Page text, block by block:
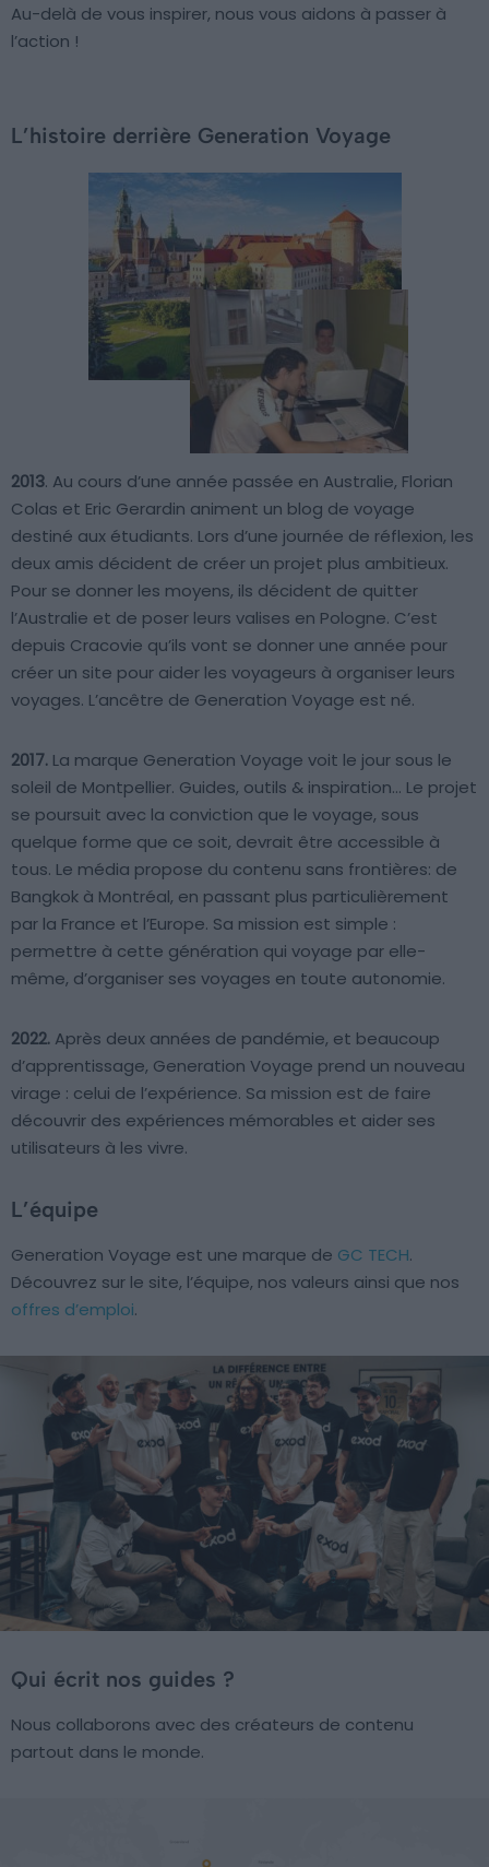
Au-delà de vous inspirer, nous vous aidons à passer à
l’action !
L’histoire derrière Generation Voyage
2013. Au cours d’une année passée en Australie, Florian
Colas et Eric Gerardin animent un blog de voyage
destiné aux étudiants. Lors d’une journée de réflexion, les
deux amis décident de créer un projet plus ambitieux.
Pour se donner les moyens, ils décident de quitter
l’Australie et de poser leurs valises en Pologne. C’est
depuis Cracovie qu’ils vont se donner une année pour
créer un site pour aider les voyageurs à organiser leurs
voyages. L’ancêtre de Generation Voyage est né.
2017. La marque Generation Voyage voit le jour sous le
soleil de Montpellier. Guides, outils & inspiration… Le projet
se poursuit avec la conviction que le voyage, sous
quelque forme que ce soit, devrait être accessible à
tous. Le média propose du contenu sans frontières: de
Bangkok à Montréal, en passant plus particulièrement
par la France et l’Europe. Sa mission est simple :
permettre à cette génération qui voyage par elle-
même, d’organiser ses voyages en toute autonomie.
2022. Après deux années de pandémie, et beaucoup
d’apprentissage, Generation Voyage prend un nouveau
virage : celui de l’expérience. Sa mission est de faire
découvrir des expériences mémorables et aider ses
utilisateurs à les vivre.
L’équipe
Generation Voyage est une marque de GC TECH.
Découvrez sur le site, l’équipe, nos valeurs ainsi que nos
offres d’emploi.
Qui écrit nos guides ?
Nous collaborons avec des créateurs de contenu
partout dans le monde.